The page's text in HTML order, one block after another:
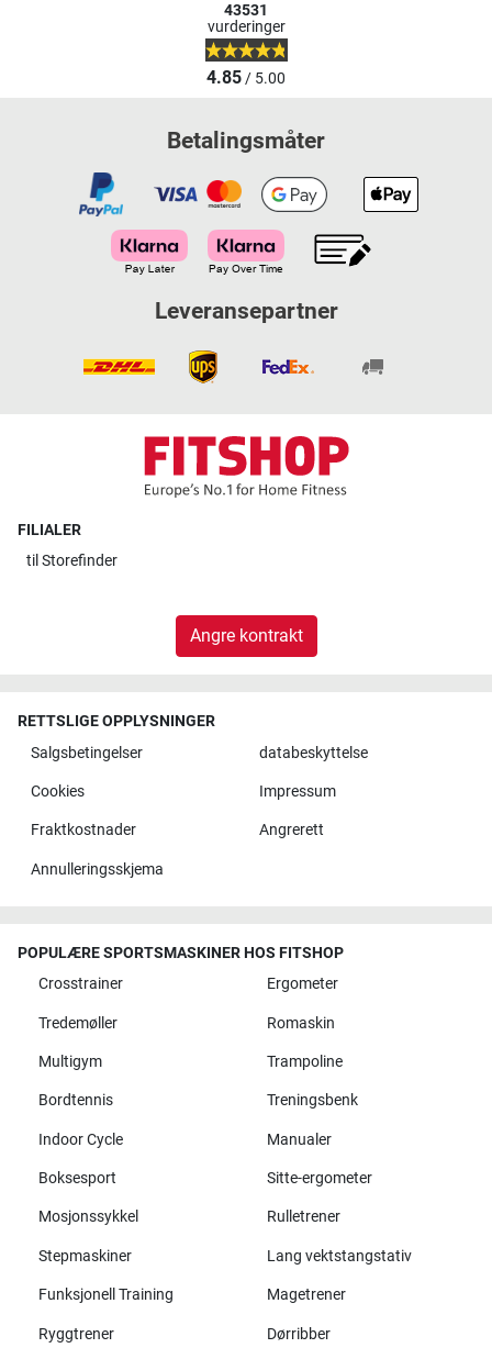
43531
vurderinger
4.85/ 5.00
Betalingsmåter
Leveransepartner
FILIALER
til Storefinder
Angre kontrakt
RETTSLIGE OPPLYSNINGER
Salgsbetingelser
databeskyttelse
Cookies Impressum
Fraktkostnader Angrerett
Annulleringsskjema
POPULÆRE SPORTSMASKINER HOS FITSHOP
Crosstrainer
Ergometer
Tredemøller Romaskin
Multigym Trampoline
Bordtennis Treningsbenk
Indoor Cycle Manualer
Boksesport Sitte-ergometer
Mosjonssykkel Rulletrener
Stepmaskiner Lang vektstangstativ
Funksjonell Training Magetrener
Ryggtrener Dørribber